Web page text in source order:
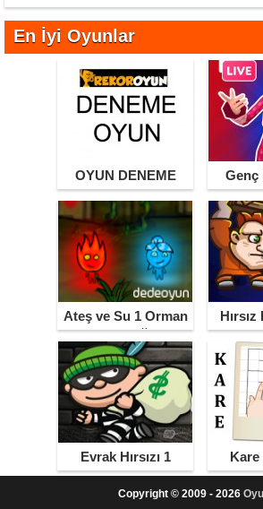
En İyi Oyunlar
OYUN DENEME Genç
Ateş ve Su 1 Orman
Tapınağı
Evrak Hırsızı 1 Kare
Copyright © 2009 - 2026